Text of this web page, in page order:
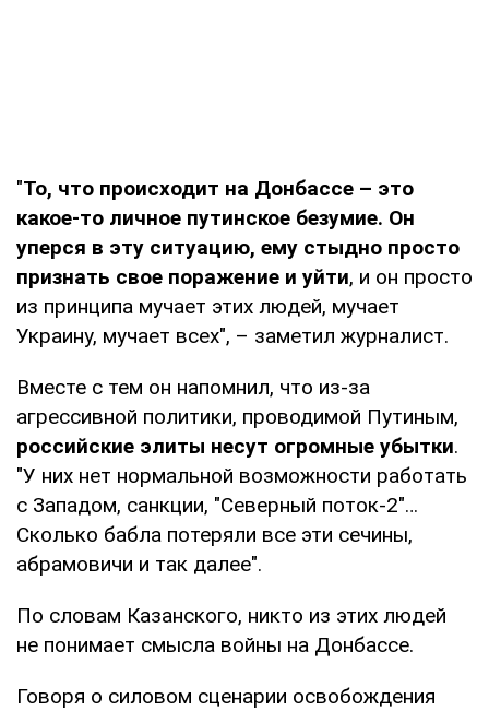
"То, что происходит на Донбассе – это
какое-то личное путинское безумие. Он
уперся в эту ситуацию, ему стыдно просто
признать свое поражение и уйти, и он просто
из принципа мучает этих людей, мучает
Украину, мучает всех", – заметил журналист.
Вместе с тем он напомнил, что из-за
агрессивной политики, проводимой Путиным,
российские элиты несут огромные убытки.
"У них нет нормальной возможности работать
с Западом, санкции, "Северный поток-2"…
Сколько бабла потеряли все эти сечины,
абрамовичи и так далее".
По словам Казанского, никто из этих людей
не понимает смысла войны на Донбассе.
Говоря о силовом сценарии освобождения